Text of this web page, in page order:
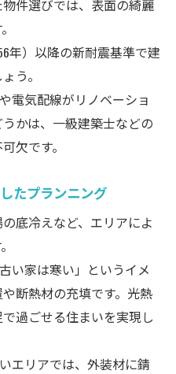
件選びでは、表面の綺麗
年）以降の新耐震基準で建
う。
電気配線がリノベーショ
かは、一級建築士などの
欠です。
たプランニング
底冷えなど、エリアによ
い家は寒い」というイメ
断熱材の充填です。光熱
過ごせる住まいを実現し
エリアでは、外装材に錆